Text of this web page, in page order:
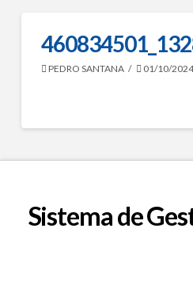
PEDRO SANTANA 01/10/
Sistema de